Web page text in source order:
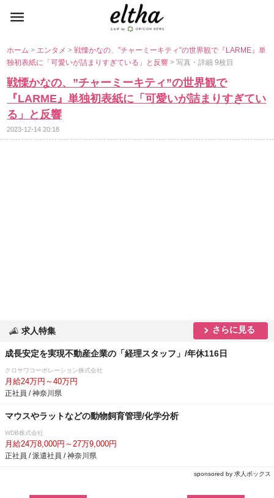
ホーム> エンタメ>戦慄かなの、”チャーミーキティ”の世界観で『LARME』単
独初表紙に「可愛いが詰まりすぎている」と反響> 写真・詳細 9枚目
戦慄かなの、”チャーミーキティ”の世界観で
『LARME』単独初表紙に「可愛いが詰まりすぎてい
る」と反響
2023-12-14 20:18
求人特集 さらに見る
成長安定を実現不動産企業の「経理スタッフ」/年休116日
クロサワコーポレーション株式会社
月給24万円～40万円
正社員 / 神奈川県
マウスやラットなどの動物飼育管理/化学分析
WDB株式会社
月給24万8,000円～27万9,000円
正社員 / 派遣社員 / 神奈川県
sponsored by 求人ボックス